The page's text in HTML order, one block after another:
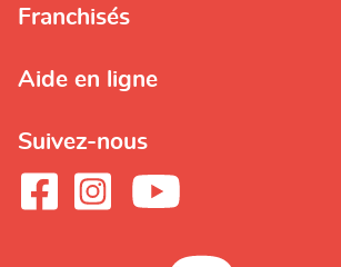
Franchisés
Aide en ligne
Suivez-nous